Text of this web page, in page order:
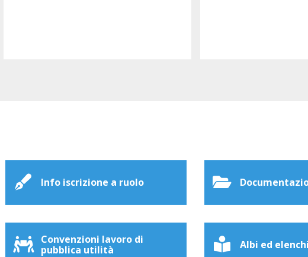
Info iscrizione a ruolo
Convenzioni lavoro di
pubblica utilità
Albi ed elenchi